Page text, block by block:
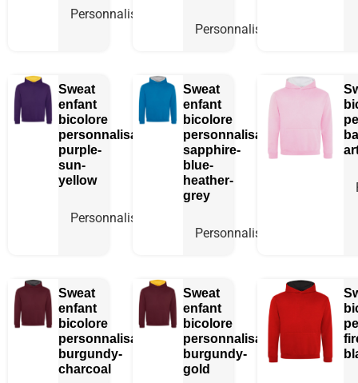
Personnaliser
Personnaliser
Sweat
enfant
bicolore
personnalisable
purple-
sun-
yellow
Personnaliser
Sweat
enfant
bicolore
personnalisable
sapphire-
blue-
heather-
grey
Personnaliser
Sweat
enfant
bicolore
personnalisable
burgundy-
charcoal
Sweat
enfant
bicolore
personnalisable
burgundy-
gold